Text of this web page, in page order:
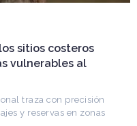
del
Superior del
los Seminarios
Publicó más de